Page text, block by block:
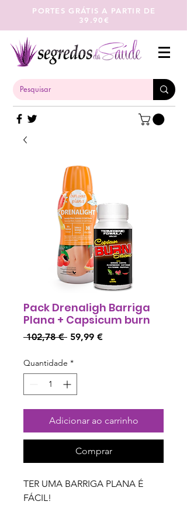
PORTES GRÁTIS A PARTIR DE
39.90€
Pack Drenaligh Barriga
Plana + Capsicum burn
102,78 € Preço
59,99 €Preço
Quantidade *
Adicionar ao carrinho
Comprar
TER UMA BARRIGA PLANA É
FÁCIL!